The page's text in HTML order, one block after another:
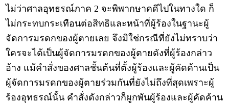
ไม่ว่าศาลอุทธรณ์ภาค 2 จะพิพากษาคดีไปในทางใด ก็
ไม่กระทบกระเทือนต่อสิทธิและหน้าที่ผู้ร้องในฐานะผู้
จัดการมรดกของผู้ตายเลย จึงมิใช่กรณีที่ยังไม่ทราบว่า
ใครจะได้เป็นผู้จัดการมรดกของผู้ตายดังที่ผู้ร้องกล่าว
อ้าง แม้คำสั่งของศาลชั้นต้นที่ตั้งผู้ร้องและผู้คัดค้านเป็น
ผู้จัดการมรดกของผู้ตายร่วมกันที่ยังไม่ถึงที่สุดเพราะผู้
ร้องอุทธรณ์นั้น คำสั่งดังกล่าวก็ผูกพันผู้ร้องและผู้คัดค้าน